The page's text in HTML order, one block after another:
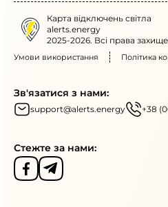
Карта відключень світла
alerts.energy
2025-2026. Всі права
Умови використання Політика
Зв'язатися з нами:
support@alerts.energy +38
Стежте за нами: